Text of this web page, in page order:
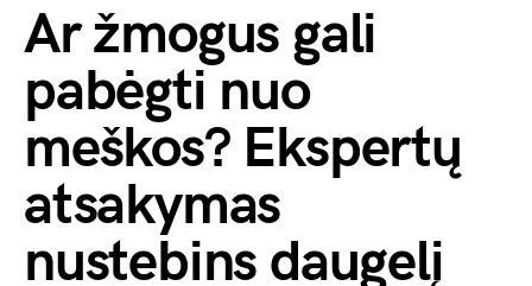
Ar žmogus gali
pabėgti nuo
meškos? Ekspertų
atsakymas
nustebins daugelį